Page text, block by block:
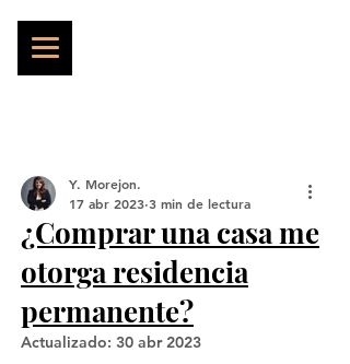
¿Comprar una casa me
otorga residencia
permanente?
Y. Morejon.
17 abr 2023 3 min de lectura
Actualizado: 30 abr 2023